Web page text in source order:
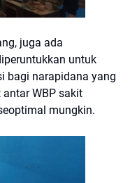
juga ada
untuk
bagi narapidana yang
WBP sakit
mungkin.